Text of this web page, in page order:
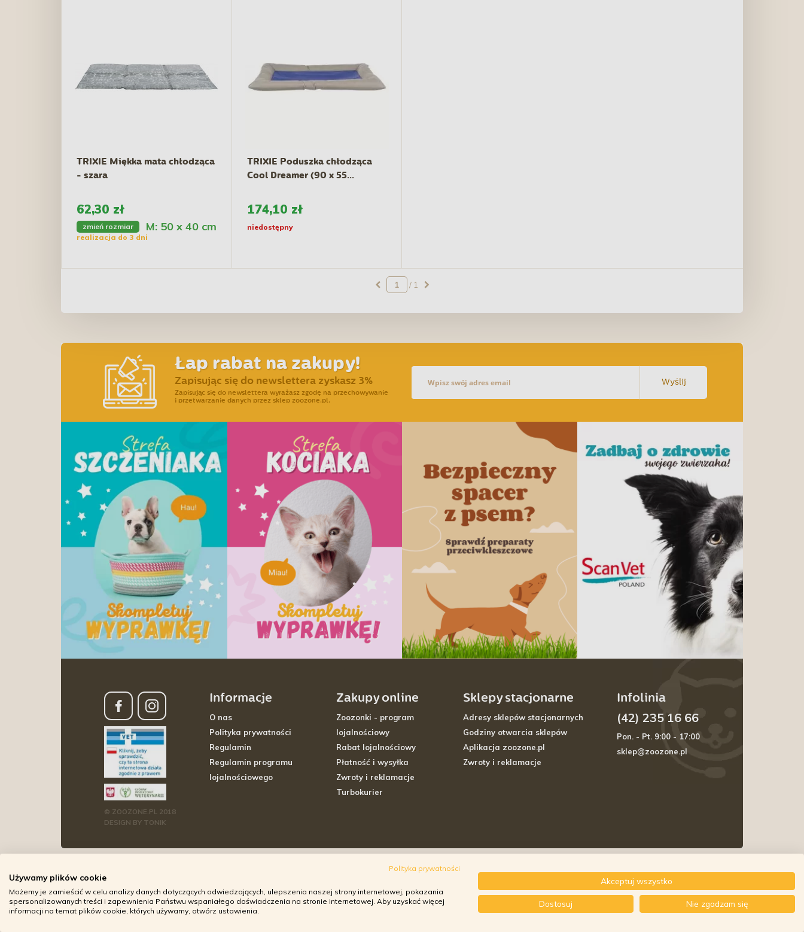
TRIXIE Miękka mata chłodząca
- szara
62,30 zł
zmień rozmiar M: 50 x 40 cm
realizacja do 3 dni
TRIXIE Poduszka chłodząca
Cool Dreamer (90 x 55...
174,10 zł
niedostępny
/ 1
Łap rabat na zakupy!
Zapisując się do newslettera zyskasz 3%
Zapisując się do newslettera wyrażasz zgodę na przechowywanie
i przetwarzanie danych przez sklep zoozone.pl.
Wyślij
© ZOOZONE.PL 2018
DESIGN BY TONIK
Informacje
O nas
Polityka prywatności
Regulamin
Regulamin programu
lojalnościowego
Zakupy online
Zoozonki - program
lojalnościowy
Rabat lojalnościowy
Płatność i wysyłka
Zwroty i reklamacje
Turbokurier
Sklepy stacjonarne
Adresy sklepów stacjonarnych
Godziny otwarcia sklepów
Aplikacja zoozone.pl
Zwroty i reklamacje
Infolinia
(42) 235 16 66
Pon. - Pt. 9:00 - 17:00
sklep@zoozone.pl
Polityka prywatności
Używamy plików cookie
Możemy je zamieścić w celu analizy danych dotyczących odwiedzających, ulepszenia naszej strony internetowej, pokazania
spersonalizowanych treści i zapewnienia Państwu wspaniałego doświadczenia na stronie internetowej. Aby uzyskać więcej
informacji na temat plików cookie, których używamy, otwórz ustawienia.
Akceptuj wszystko
Dostosuj Nie zgadzam się